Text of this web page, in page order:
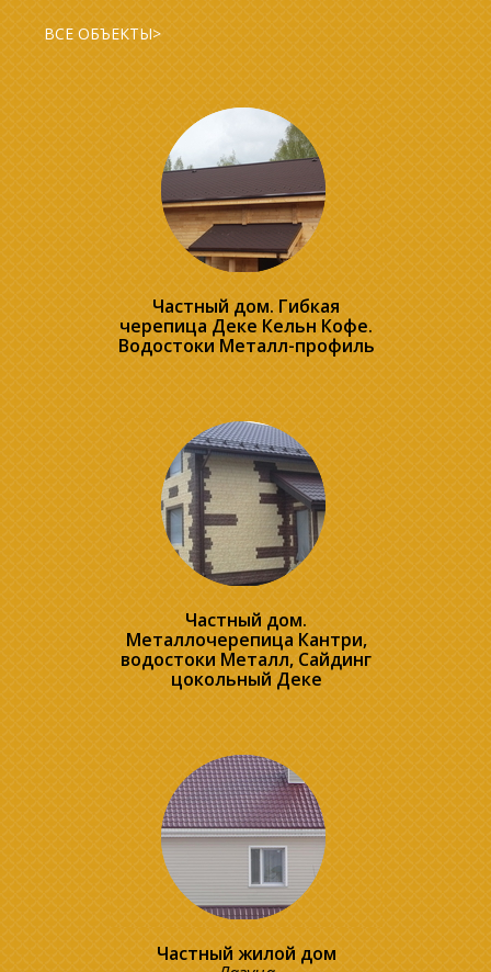
ВСЕ ОБЪЕКТЫ>
Частный дом. Гибкая
черепица Деке Кельн Кофе.
Водостоки Металл-профиль
Частный дом.
Металлочерепица Кантри,
водостоки Металл, Сайдинг
цокольный Деке
Частный жилой дом